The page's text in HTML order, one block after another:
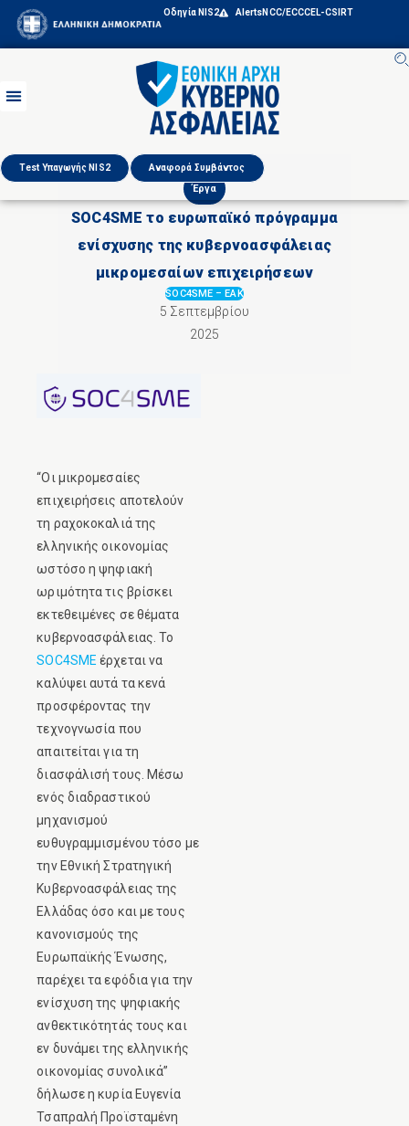
Οδηγία NIS2 AlertsNCC/ECCCEL-CSIRT
Test Υπαγωγής NIS2 Αναφορά Συμβάντος
Έργα
SOC4SME το ευρωπαϊκό πρόγραμμα
ενίσχυσης της κυβερνοασφάλειας
μικρομεσαίων επιχειρήσεων
SOC4SME –ΕΑΚ
5 Σεπτεμβρίου
2025
“Οι μικρομεσαίες
επιχειρήσεις αποτελούν
τη ραχοκοκαλιά της
ελληνικής οικονομίας
ωστόσο η ψηφιακή
ωριμότητα τις βρίσκει
εκτεθειμένες σε θέματα
κυβερνοασφάλειας. Το
SOC4SME έρχεται να
καλύψει αυτά τα κενά
προσφέροντας την
τεχνογνωσία που
απαιτείται για τη
διασφάλισή τους. Μέσω
ενός διαδραστικού
μηχανισμού
ευθυγραμμισμένου τόσο με
την Εθνική Στρατηγική
Κυβερνοασφάλειας της
Ελλάδας όσο και με τους
κανονισμούς της
Ευρωπαϊκής Ένωσης,
παρέχει τα εφόδια για την
ενίσχυση της ψηφιακής
ανθεκτικότητάς τους και
εν δυνάμει της ελληνικής
οικονομίας συνολικά”
δήλωσε η κυρία Ευγενία
Τσαπραλή Προϊσταμένη